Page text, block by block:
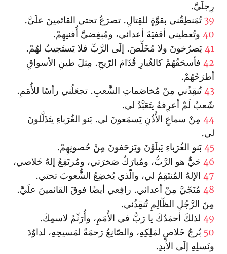
رِجلَيَّ.
39 تُمَنطِقُني بقوَّةٍ للقِتالِ. تصرَعُ تحتي القائمينَ علَيَّ.
40 وتُعطيني أقفيَةَ أعدائي، ومُبغِضيَّ أُفنيهِمْ.
41 يَصرُخونَ ولا مُخَلِّصَ. إلَى الرَّبِّ فلا يَستَجيبُ لهُمْ.
42 فأسحَقُهُمْ كالغُبارِ قُدّامَ الرّيحِ. مِثلَ طينِ الأسواقِ
أطرَحُهُمْ.
43 تُنقِذُني مِنْ مُخاصَماتِ الشَّعبِ. تجعَلُني رأسًا للأُمَمِ.
شَعبٌ لَمْ أعرِفهُ يتَعَبَّدُ لي.
44 مِنْ سماعِ الأُذُنِ يَسمَعونَ لي. بَنو الغُرَباءِ يتَذَلَّلونَ
لي.
45 بَنو الغُرَباءِ يَبلَوْنَ ويَزحَفونَ مِنْ حُصونِهِمْ.
46 حَيٌّ هو الرَّبُّ، ومُبارَكٌ صَخرَتي، ومُرتَفِعٌ إلهُ خَلاصي،
47 الإلهُ المُنتَقِمُ لي، والّذي يُخضِعُ الشُّعوبَ تحتي.
48 مُنَجّيَّ مِنْ أعدائي. رافِعي أيضًا فوقَ القائمينَ علَيَّ.
مِنَ الرَّجُلِ الظّالِمِ تُنقِذُني.
49 لذلكَ أحمَدُكَ يا رَبُّ في الأُمَمِ، وأُرَنِّمُ لاسمِكَ.
50 بُرجُ خَلاصٍ لمَلِكِهِ، والصّانِعُ رَحمَةً لمَسيحِهِ، لداوُدَ
ونَسلِهِ إلَى الأبدِ.